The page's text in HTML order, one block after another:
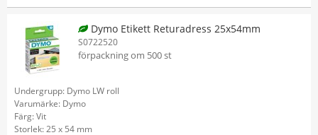
Dymo Etikett Returadress 25x54mm
S0722520
förpackning om 500 st
Undergrupp: Dymo LW roll
Varumärke: Dymo
Färg: Vit
Storlek: 25 x 54 mm